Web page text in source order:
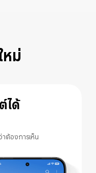
หม่
ได้
ต้องการเห็น